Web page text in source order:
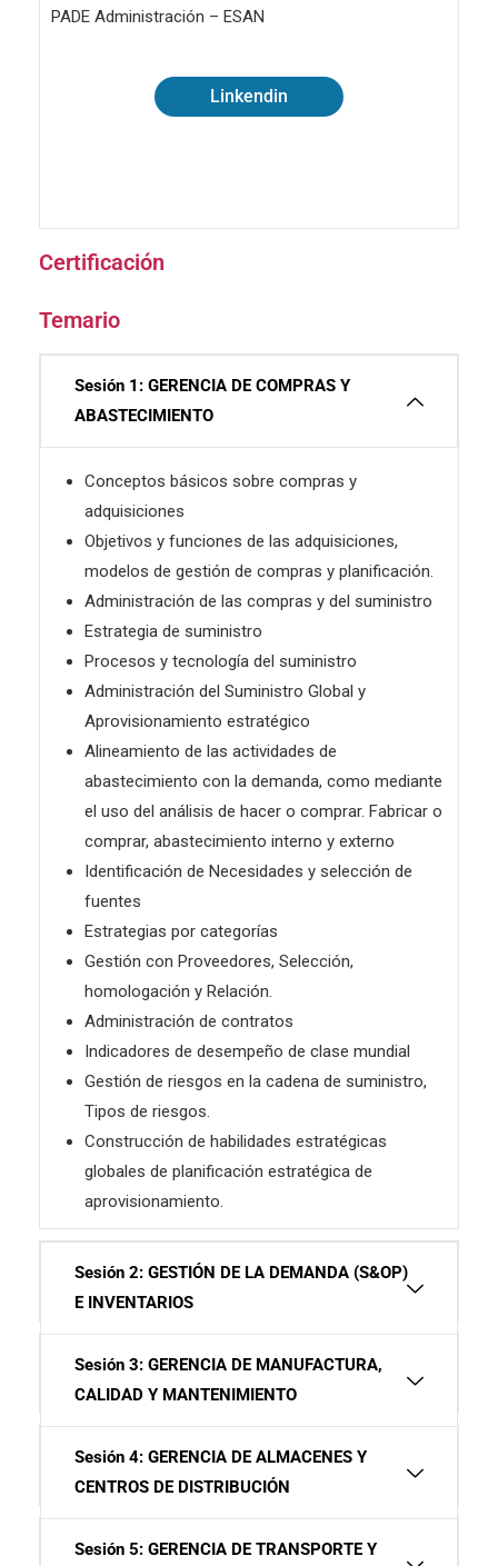
PADE Administración – ESAN
Linkendin
Certificación
Temario
Sesión 1: GERENCIA DE COMPRAS Y
ABASTECIMIENTO
Conceptos básicos sobre compras y
adquisiciones
Objetivos y funciones de las adquisiciones,
modelos de gestión de compras y planificación.
Administración de las compras y del suministro
Estrategia de suministro
Procesos y tecnología del suministro
Administración del Suministro Global y
Aprovisionamiento estratégico
Alineamiento de las actividades de
abastecimiento con la demanda, como mediante
el uso del análisis de hacer o comprar. Fabricar o
comprar, abastecimiento interno y externo
Identificación de Necesidades y selección de
fuentes
Estrategias por categorías
Gestión con Proveedores, Selección,
homologación y Relación.
Administración de contratos
Indicadores de desempeño de clase mundial
Gestión de riesgos en la cadena de suministro,
Tipos de riesgos.
Construcción de habilidades estratégicas
globales de planificación estratégica de
aprovisionamiento.
Sesión 2: GESTIÓN DE LA DEMANDA (S&OP)
E INVENTARIOS
Sesión 3: GERENCIA DE MANUFACTURA,
CALIDAD Y MANTENIMIENTO
Sesión 4: GERENCIA DE ALMACENES Y
CENTROS DE DISTRIBUCIÓN
Sesión 5: GERENCIA DE TRANSPORTE Y